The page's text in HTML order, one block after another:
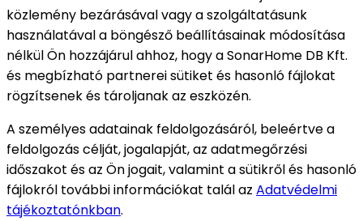
közlemény bezárásával vagy a szolgáltatásunk
használatával a böngésző beállításainak módosítása
nélkül Ön hozzájárul ahhoz, hogy a SonarHome DB Kft.
és megbízható partnerei sütiket és hasonló fájlokat
rögzítsenek és tároljanak az eszközén.
A személyes adatainak feldolgozásáról, beleértve a
feldolgozás célját, jogalapját, az adatmegőrzési
időszakot és az Ön jogait, valamint a sütikről és hasonló
fájlokról további információkat talál az Adatvédelmi
tájékoztatónkban.